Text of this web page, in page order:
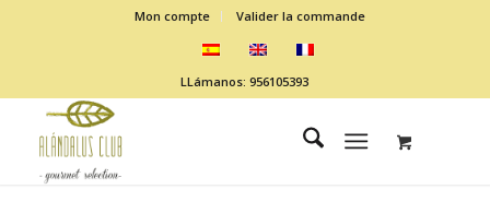
Mon compte Valider la commande
LLámanos: 956105393